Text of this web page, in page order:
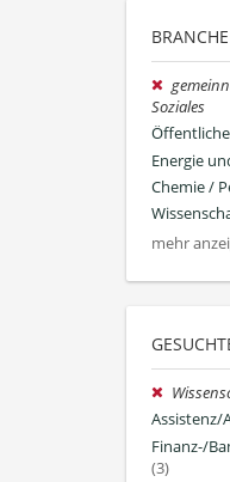
BRANCHE
Soziales
Energie
Chemie /
mehr
Assistenz/
Finanz-/
(3)